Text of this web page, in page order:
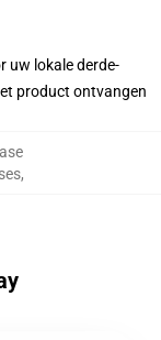
uw lokale derde-
product ontvangen
,